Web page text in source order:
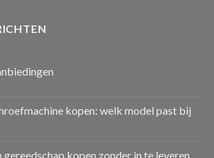
kopen: welk model past bij
kopen zonder in te leveren